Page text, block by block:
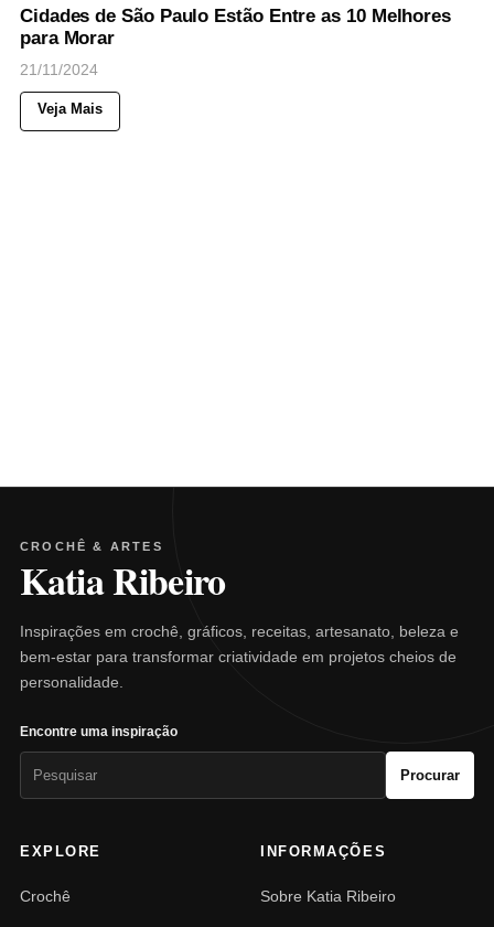
Cidades de São Paulo Estão Entre as 10 Melhores
para Morar
21/11/2024
Veja Mais
CROCHÊ & ARTES
Katia Ribeiro
Inspirações em crochê, gráficos, receitas, artesanato, beleza e
bem-estar para transformar criatividade em projetos cheios de
personalidade.
Encontre uma inspiração
Procurar
EXPLORE
Crochê
INFORMAÇÕES
Sobre Katia Ribeiro